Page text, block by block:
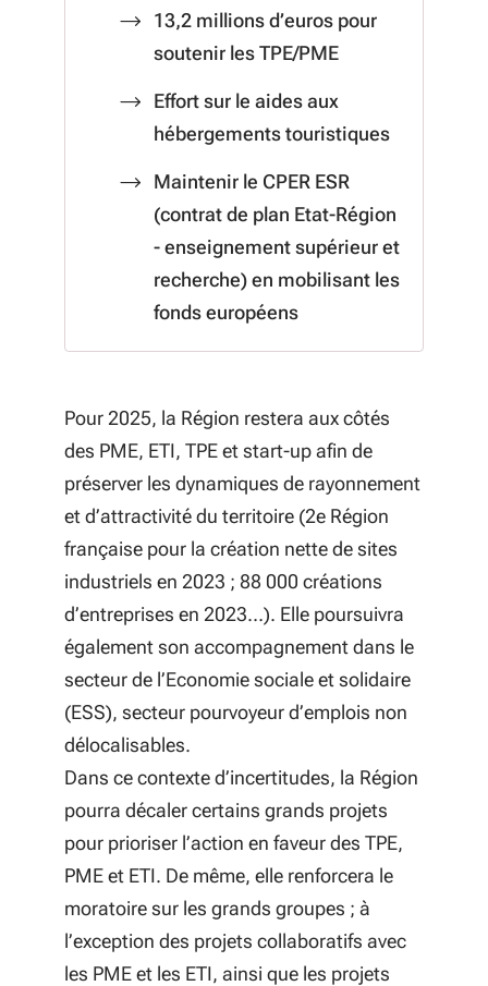
13,2 millions d’euros pour
soutenir les TPE/PME
Effort sur le aides aux
hébergements touristiques
Maintenir le CPER ESR
(contrat de plan Etat-Région
- enseignement supérieur et
recherche) en mobilisant les
fonds européens
Pour 2025, la Région restera aux côtés
des PME, ETI, TPE et start-up afin de
préserver les dynamiques de rayonnement
et d’attractivité du territoire (2e Région
française pour la création nette de sites
industriels en 2023 ; 88 000 créations
d’entreprises en 2023…). Elle poursuivra
également son accompagnement dans le
secteur de l’Economie sociale et solidaire
(ESS), secteur pourvoyeur d’emplois non
délocalisables.
Dans ce contexte d’incertitudes, la Région
pourra décaler certains grands projets
pour prioriser l’action en faveur des TPE,
PME et ETI. De même, elle renforcera le
moratoire sur les grands groupes ; à
l’exception des projets collaboratifs avec
les PME et les ETI, ainsi que les projets